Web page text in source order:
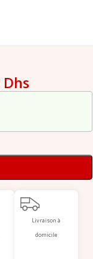
Dhs
Livraison à
domicile